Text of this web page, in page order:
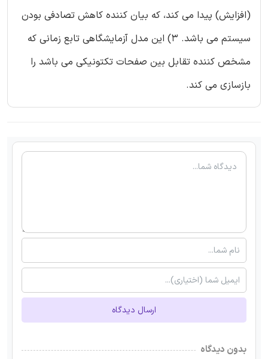
(افزایش) پیدا می کند، که بیان کننده کاهش تصادفی بودن
سیستم می باشد. 3) این مدل آزمایشگاهی تابع زمانی که
مشخص کننده تقابل بین صفحات تکتونیکی می باشد را
بازسازی می کند.
ارسال دیدگاه
بدون دیدگاه